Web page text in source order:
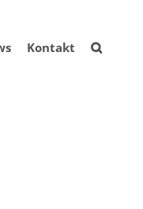
Kontakt